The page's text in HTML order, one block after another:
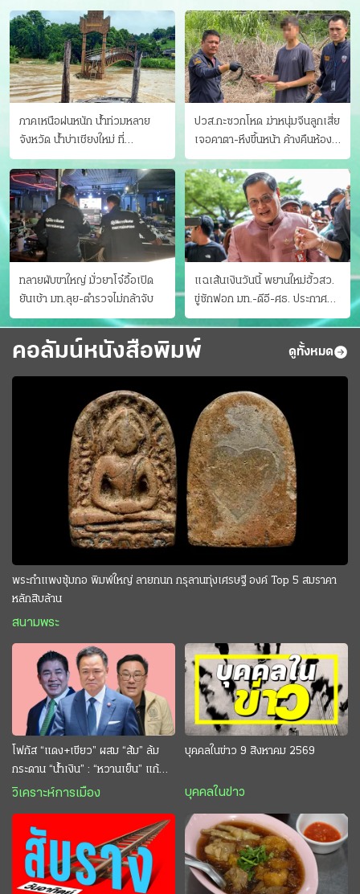
ภาคเหนือฝนหนัก น้ำท่วมหลาย
จังหวัด นํ้าบ่าเชียงใหม่ ที่
แม่ฮ่องสอน ซัดสะพานขาด
ปวส.กะซวกโหด ฆ่าหนุ่มจีนลูกเสี่ย
เจอคาตา-หึงขึ้นหน้า ค้างคืนห้อง
แฟนสาว
ทลายผับขาใหญ่ มั่วยาโจ๋อื้อเปิด
ยันเช้า มท.ลุย-ตำรวจไม่กล้าจับ
แฉเส้นเงินวันนี้ พยานใหม่ฮั้วสว.
ขู่ซักฟอก มท.-ดีอี-ศธ. ประกาศ
บัญชีท้องถิ่น
คอลัมน์หนังสือพิมพ์ ดูทั้งหมด
พระกำแพงซุ้มกอ พิมพ์ใหญ่ ลายกนก กรุลานทุ่งเศรษฐี องค์ Top 5 สมราคา
หลักสิบล้าน
สนามพระ
โฟกัส “แดง+เขียว” ผสม “ส้ม” ล้ม
กระดาน “นํ้าเงิน” : “หวานเย็น” แก้
กระหาย “อนุทิน” ดักตีกินสบาย
วิเคราะห์การเมือง
บุคคลในข่าว 9 สิงหาคม 2569
บุคคลในข่าว